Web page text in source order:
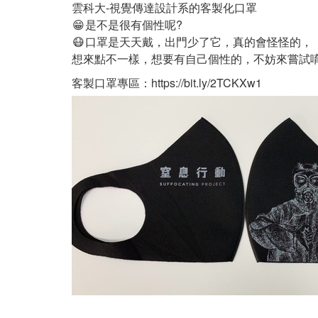
雲科大-視覺傳達設計系的客製化口罩
😁是不是很有個性呢?
😷口罩是天天戴，出門少了它，真的會怪怪的，
想來點不一樣，想要有自己個性的，不妨來嘗試
客製口罩專區： https://bit.ly/2TCKXw1